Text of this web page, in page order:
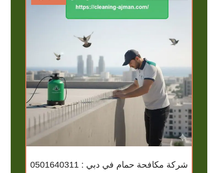
شركة مكافحة حمام في دبي : 0501640311